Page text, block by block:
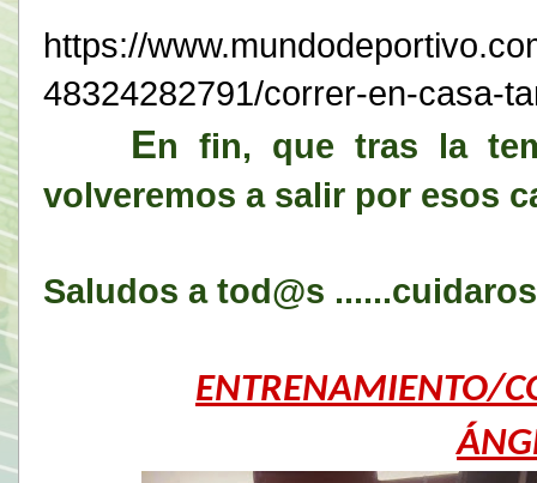
https://www.mundodeportivo.
48324282791/correr-en-casa-
En fin, que tras la
volveremos a salir por esos
Saludos a tod@s
ENTRENAMIENTO/